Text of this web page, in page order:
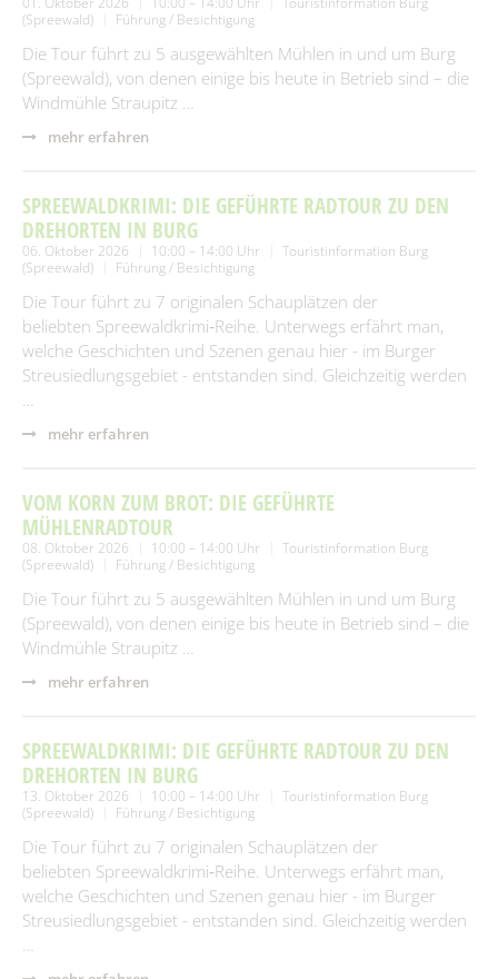
(Spreewald)
Führung / Besichtigung
Die Tour führt zu 5 ausgewählten Mühlen in und um Burg
(Spreewald), von denen einige bis heute in Betrieb sind – die
Windmühle Straupitz …
mehr erfahren
SPREEWALDKRIMI: DIE GEFÜHRTE RADTOUR ZU DEN
DREHORTEN IN BURG
06. Oktober 2026 10:00 – 14:00 Uhr
Touristinformation Burg
(Spreewald)
Führung / Besichtigung
Die Tour führt zu 7 originalen Schauplätzen der
beliebten Spreewaldkrimi‑Reihe. Unterwegs erfährt man,
welche Geschichten und Szenen genau hier - im Burger
Streusiedlungsgebiet - entstanden sind. Gleichzeitig werden
…
mehr erfahren
VOM KORN ZUM BROT: DIE GEFÜHRTE
MÜHLENRADTOUR
08. Oktober 2026 10:00 – 14:00 Uhr
Touristinformation Burg
(Spreewald)
Führung / Besichtigung
Die Tour führt zu 5 ausgewählten Mühlen in und um Burg
(Spreewald), von denen einige bis heute in Betrieb sind – die
Windmühle Straupitz …
mehr erfahren
SPREEWALDKRIMI: DIE GEFÜHRTE RADTOUR ZU DEN
DREHORTEN IN BURG
13. Oktober 2026 10:00 – 14:00 Uhr
Touristinformation Burg
(Spreewald)
Führung / Besichtigung
Die Tour führt zu 7 originalen Schauplätzen der
beliebten Spreewaldkrimi‑Reihe. Unterwegs erfährt man,
welche Geschichten und Szenen genau hier - im Burger
Streusiedlungsgebiet - entstanden sind. Gleichzeitig werden
…